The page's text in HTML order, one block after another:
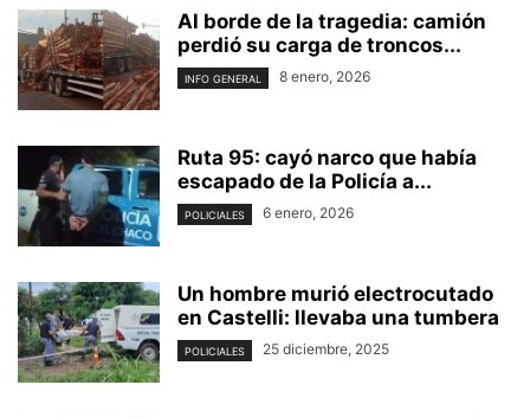
Al borde de la tragedia: camión
perdió su carga de troncos...
INFO GENERAL 8 enero, 2026
Ruta 95: cayó narco que había
escapado de la Policía a...
POLICIALES 6 enero, 2026
Un hombre murió electrocutado
en Castelli: llevaba una tumbera
POLICIALES 25 diciembre, 2025